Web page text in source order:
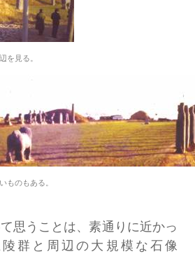
を見る。
ものもある。
思うことは、素通りに近かっ
群と周辺の大規模な石像